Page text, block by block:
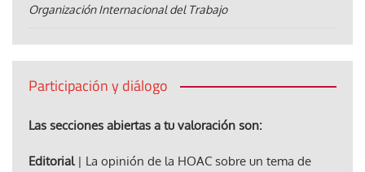
Organización Internacional del Trabajo
Participación y diálogo
Las secciones abiertas a tu valoración son:
Editorial| La opinión de la HOAC sobre un tema de